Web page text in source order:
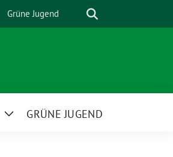
Grüne Jugend Suche
ZeigeGRÜNE JUGEND